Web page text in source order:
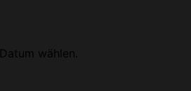
Datum wählen.